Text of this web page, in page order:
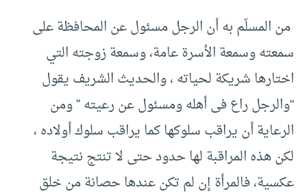
‏ من المسلّم به أن الرجل مسئول عن المحافظة على
سمعته وسمعة الأسرة عامة، وسمعة زوجته التي
اختارها شريكة لحياته ، والحديث الشريف يقول
“والرجل راع فى أهله ومسئول عن رعيته ” ومن
الرعاية أن يراقب سلوكها كما يراقب سلوك أولاده ،
لكن هذه المراقبة لها حدود حتى لا تنتج نتيجة
عكسية، فالمرأة إن لم تكن عندها حصانة من خلق